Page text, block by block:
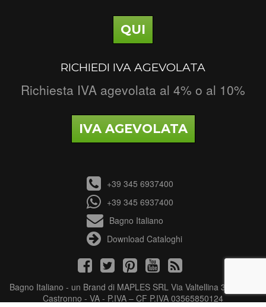
QUI
RICHIEDI IVA AGEVOLATA
Richiesta IVA agevolata al 4% o al 10%
IVA AGEVOLATA
+39 345 6937400
+39 345 6937400
Bagno Italiano
Download Cataloghi
Bagno Italiano - un Brand di MAPLES SRL Via Valtellina 3 - 21040
Castronno - VA - P.IVA – CF P.IVA 03565850124